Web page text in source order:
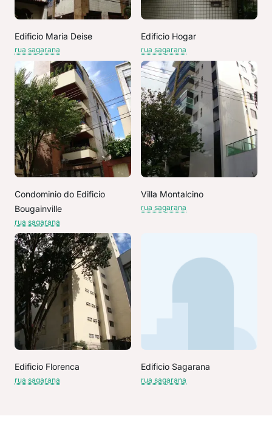
Edificio Maria Deise
rua sagarana
Edificio Hogar
rua sagarana
Condominio do Edificio
Bougainville
rua sagarana
Villa Montalcino
rua sagarana
Edificio Florenca
rua sagarana
Edificio Sagarana
rua sagarana